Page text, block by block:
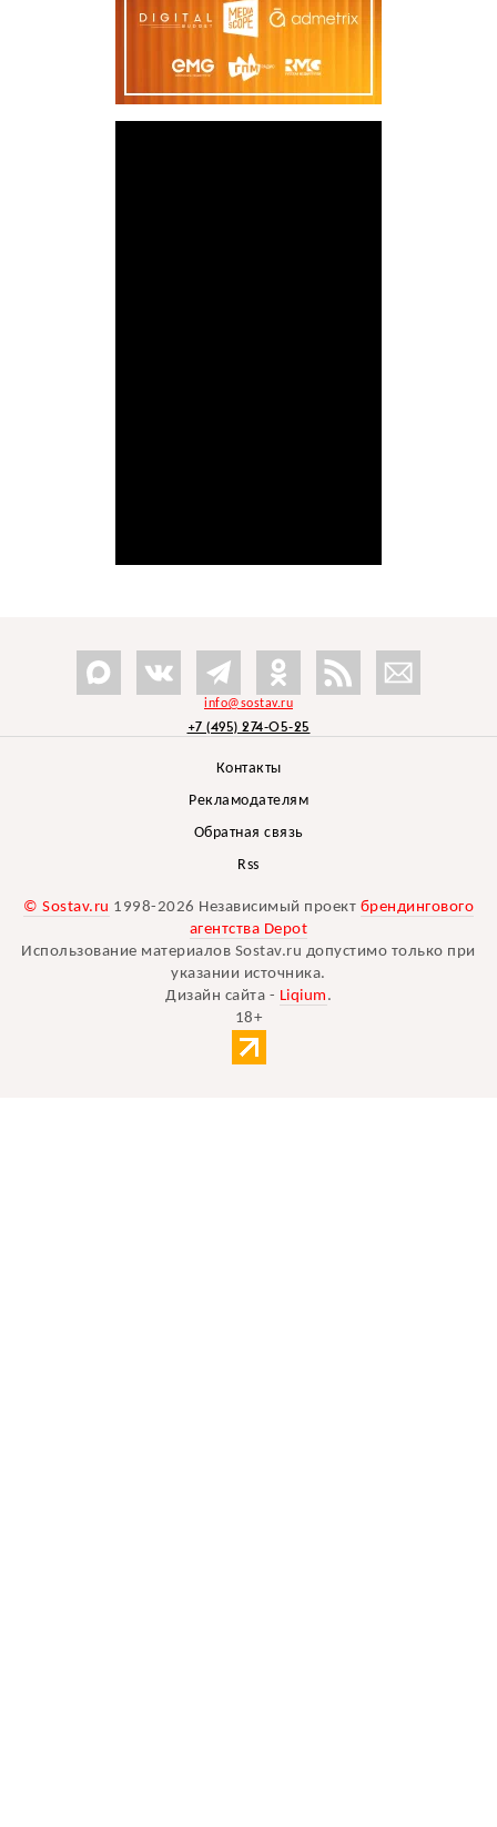
info@sostav.ru
+7 (495) 274-05-25
Контакты
Рекламодателям
Обратная связь
Rss
© Sostav.ru 1998-2026 Независимый проект брендингового
агентства Depot
Использование материалов Sostav.ru допустимо только при
указании источника.
Дизайн сайта - Liqium .
18+